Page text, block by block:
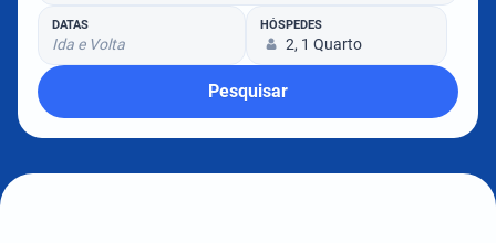
DATAS
Ida e Volta
HÓSPEDES
2, 1 Quarto
Pesquisar